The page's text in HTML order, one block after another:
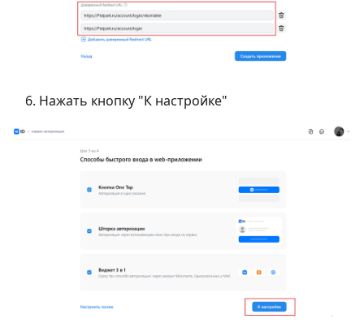
Нажать кнопку "К настройке"